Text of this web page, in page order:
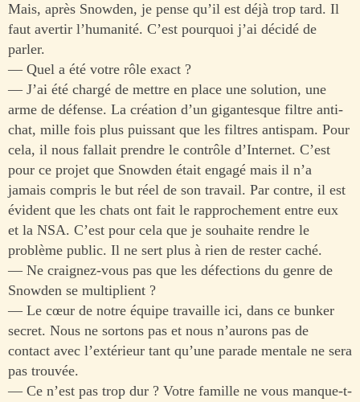
Mais, après Snowden, je pense qu’il est déjà trop tard. Il
faut avertir l’humanité. C’est pourquoi j’ai décidé de
parler.
— Quel a été votre rôle exact ?
— J’ai été chargé de mettre en place une solution, une
arme de défense. La création d’un gigantesque filtre anti-
chat, mille fois plus puissant que les filtres antispam. Pour
cela, il nous fallait prendre le contrôle d’Internet. C’est
pour ce projet que Snowden était engagé mais il n’a
jamais compris le but réel de son travail. Par contre, il est
évident que les chats ont fait le rapprochement entre eux
et la NSA. C’est pour cela que je souhaite rendre le
problème public. Il ne sert plus à rien de rester caché.
— Ne craignez-vous pas que les défections du genre de
Snowden se multiplient ?
— Le cœur de notre équipe travaille ici, dans ce bunker
secret. Nous ne sortons pas et nous n’aurons pas de
contact avec l’extérieur tant qu’une parade mentale ne sera
pas trouvée.
— Ce n’est pas trop dur ? Votre famille ne vous manque-t-